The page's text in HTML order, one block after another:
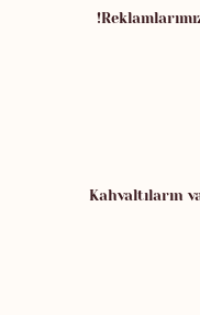
Kahvaltıların